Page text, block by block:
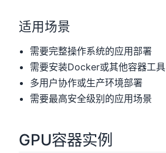
适用场景
需要完整操作系统的应用部署
需要安装Docker或其他容器工具
多用户协作或生产环境部署
需要最高安全级别的应用场景
GPU容器实例